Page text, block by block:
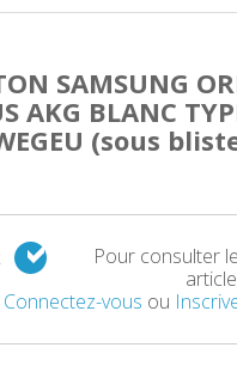
SAMSUNG
AKG BLANC
(sous
Pour consulter
Connectez-vous ou